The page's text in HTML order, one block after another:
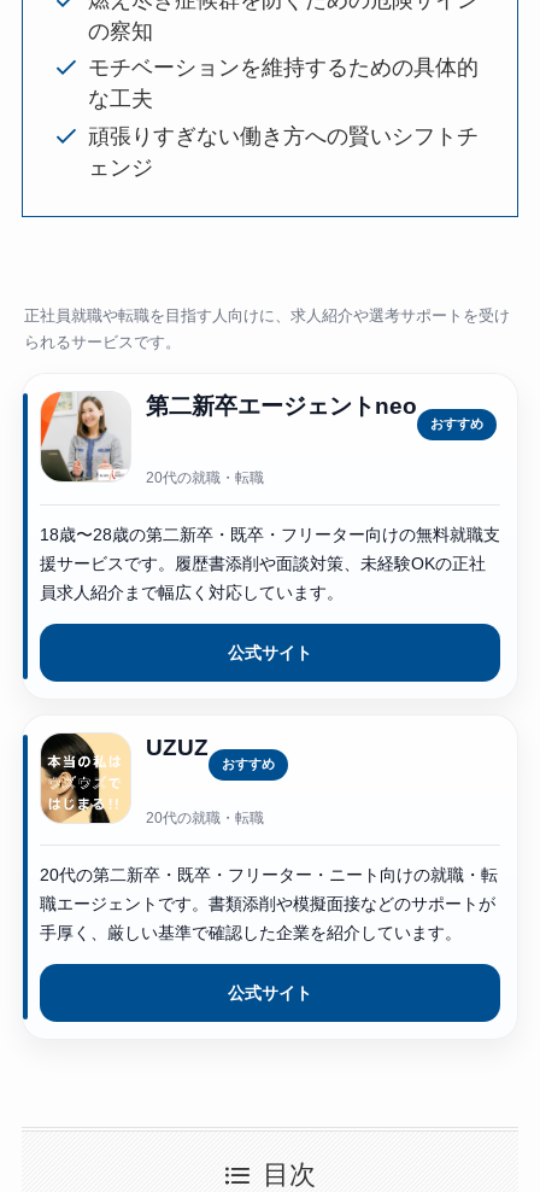
の察知
モチベーションを維持するための具体的
な工夫
頑張りすぎない働き方への賢いシフトチ
ェンジ
正社員就職や転職を目指す人向けに、求人紹介や選考サポートを受け
られるサービスです。
第二新卒エージェントneo
おすすめ
20代の就職・転職
18歳〜28歳の第二新卒・既卒・フリーター向けの無料就職支
援サービスです。履歴書添削や面談対策、未経験OKの正社
員求人紹介まで幅広く対応しています。
公式サイト
UZUZ
おすすめ
20代の就職・転職
20代の第二新卒・既卒・フリーター・ニート向けの就職・転
職エージェントです。書類添削や模擬面接などのサポートが
手厚く、厳しい基準で確認した企業を紹介しています。
公式サイト
目次